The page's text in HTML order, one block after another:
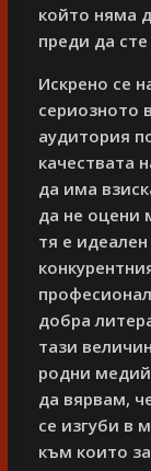
който няма
преди да
Искрено се
сериозното
аудитория
качествата
да има
да не оцени
тя е
добра
тази
родни
да вярвам,
се изгуби в
към които